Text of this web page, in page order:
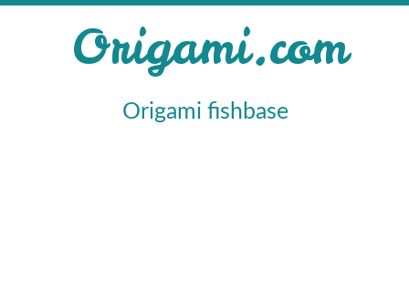
Origami fishbase
Origami.com